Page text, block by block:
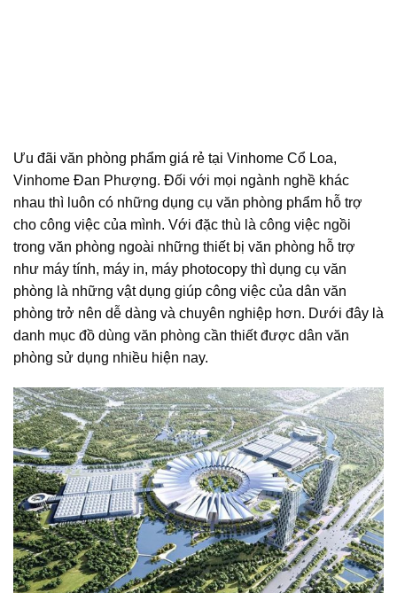
Ưu đãi văn phòng phẩm giá rẻ tại Vinhome Cổ Loa,
Vinhome Đan Phượng. Đối với mọi ngành nghề khác
nhau thì luôn có những dụng cụ văn phòng phẩm hỗ trợ
cho công việc của mình. Với đặc thù là công việc ngồi
trong văn phòng ngoài những thiết bị văn phòng hỗ trợ
như máy tính, máy in, máy photocopy thì dụng cụ văn
phòng là những vật dụng giúp công việc của dân văn
phòng trở nên dễ dàng và chuyên nghiệp hơn. Dưới đây là
danh mục đồ dùng văn phòng cần thiết được dân văn
phòng sử dụng nhiều hiện nay.